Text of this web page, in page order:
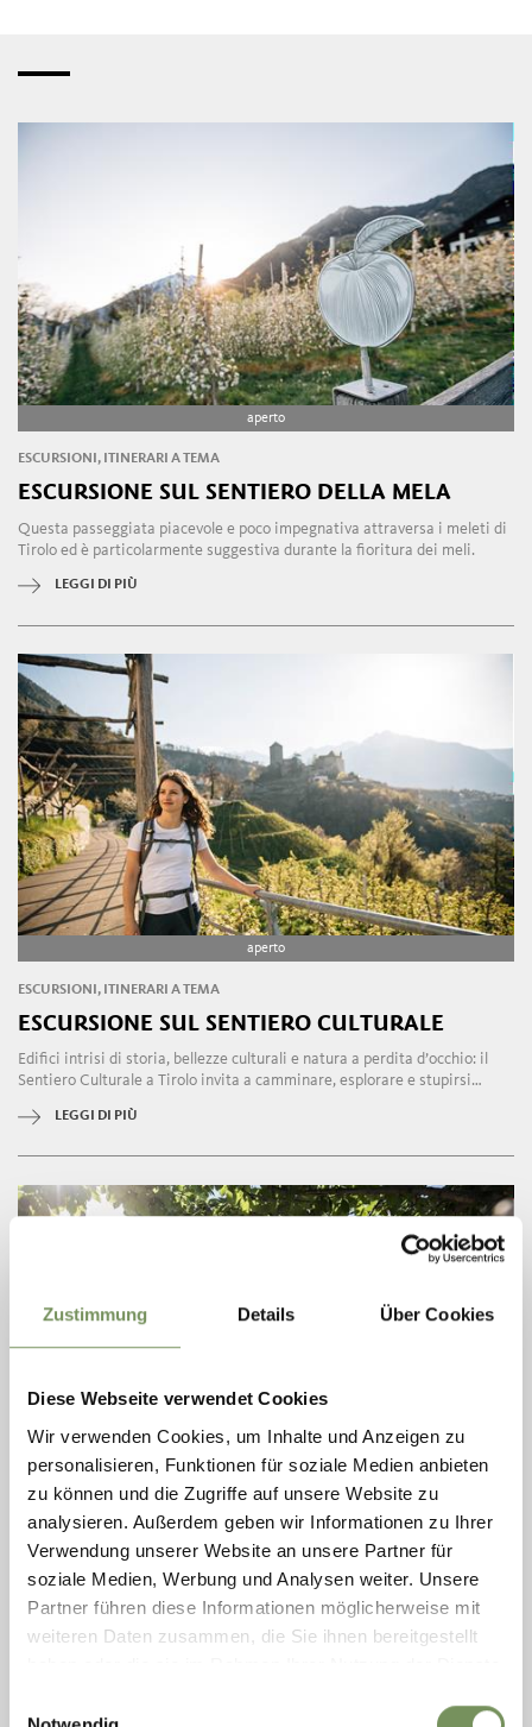
Zustimmung Details Über Cookies
Diese Webseite verwendet Cookies
Wir verwenden Cookies, um Inhalte und Anzeigen zu
personalisieren, Funktionen für soziale Medien anbieten
zu können und die Zugriffe auf unsere Website zu
analysieren. Außerdem geben wir Informationen zu Ihrer
Verwendung unserer Website an unsere Partner für
soziale Medien, Werbung und Analysen weiter. Unsere
Partner führen diese Informationen möglicherweise mit
weiteren Daten zusammen, die Sie ihnen bereitgestellt
aperto
ESCURSIONI, ITINERARI A TEMA
ESCURSIONE SUL SENTIERO DELLA MELA
Questa passeggiata piacevole e poco impegnativa attraversa i meleti di
Tirolo ed è particolarmente suggestiva durante la fioritura dei meli.
LEGGI DI PIÙ
aperto
ESCURSIONI, ITINERARI A TEMA
ESCURSIONE SUL SENTIERO CULTURALE
Edifici intrisi di storia, bellezze culturali e natura a perdita d’occhio: il
Sentiero Culturale a Tirolo invita a camminare, esplorare e stupirsi…
LEGGI DI PIÙ
ESCURSIONI
ESCURSIONE SUL SENTIERO PANORAMICO
Piacevole passeggiata di due orette con scorci panoramici sulla città di
cura di Merano.
LEGGI DI PIÙ